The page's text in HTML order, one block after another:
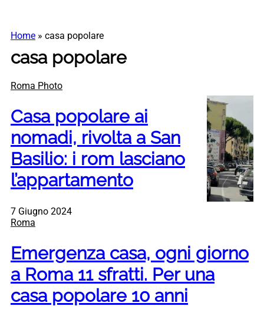
Home » casa popolare
casa popolare
Roma Photo
Casa popolare ai
nomadi, rivolta a San
Basilio: i rom lasciano
l’appartamento
7 Giugno 2024
Roma
Emergenza casa, ogni giorno
a Roma 11 sfratti. Per una
casa popolare 10 anni